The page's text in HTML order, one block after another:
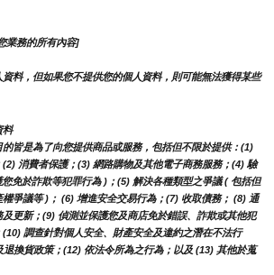
業務的所有內容]
料，但如果您不提供您的個人資料，則可能無法獲得某些
料
皆是為了向您提供商品或服務，包括但不限於提供：(1)
消費者保護；(3) 網路購物及其他電子商務服務；(4) 驗
免於詐欺等犯罪行為 )；(5) 解決各種類型之爭議 ( 包括但
爭議等 )； (6) 增進安全交易行為；(7) 收取債務； (8) 通
更新；(9) 偵測並保護您及商店免於錯誤、詐欺或其他犯
調查針對個人安全、財產安全及違約之潛在不法行
換貨政策；(12) 依法令所為之行為；以及 (13) 其他於蒐